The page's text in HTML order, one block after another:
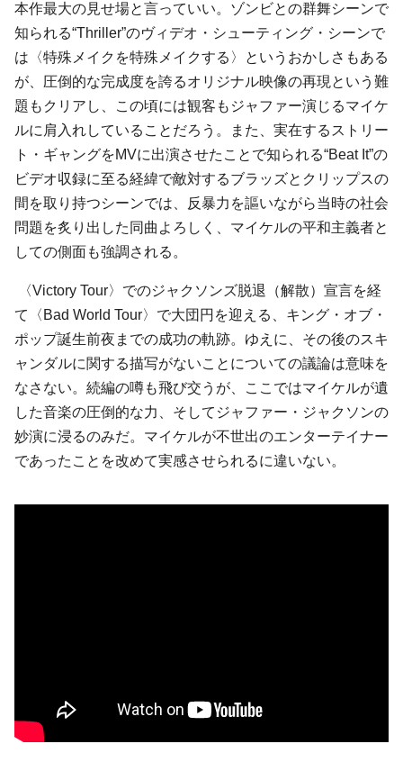
本作最大の見せ場と言っていい。ゾンビとの群舞シーンで
知られる“Thriller”のヴィデオ・シューティング・シーンで
は〈特殊メイクを特殊メイクする〉というおかしさもある
が、圧倒的な完成度を誇るオリジナル映像の再現という難
題もクリアし、この頃には観客もジャファー演じるマイケ
ルに肩入れしていることだろう。また、実在するストリー
ト・ギャングをMVに出演させたことで知られる“Beat It”の
ビデオ収録に至る経緯で敵対するブラッズとクリップスの
間を取り持つシーンでは、反暴力を謳いながら当時の社会
問題を炙り出した同曲よろしく、マイケルの平和主義者と
しての側面も強調される。
〈Victory Tour〉でのジャクソンズ脱退（解散）宣言を経
て〈Bad World Tour〉で大団円を迎える、キング・オブ・
ポップ誕生前夜までの成功の軌跡。ゆえに、その後のスキ
ャンダルに関する描写がないことについての議論は意味を
なさない。続編の噂も飛び交うが、ここではマイケルが遺
した音楽の圧倒的な力、そしてジャファー・ジャクソンの
妙演に浸るのみだ。マイケルが不世出のエンターテイナー
であったことを改めて実感させられるに違いない。